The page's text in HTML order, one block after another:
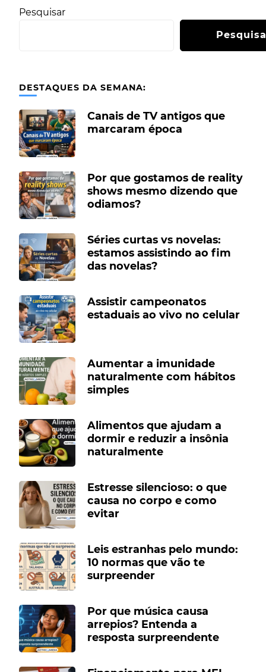
Pesquisar
DESTAQUES DA SEMANA:
Canais de TV antigos que
marcaram época
Por que gostamos de reality
shows mesmo dizendo que
odiamos?
Séries curtas vs novelas:
estamos assistindo ao fim
das novelas?
Assistir campeonatos
estaduais ao vivo no celular
Aumentar a imunidade
naturalmente com hábitos
simples
Alimentos que ajudam a
dormir e reduzir a insônia
naturalmente
Estresse silencioso: o que
causa no corpo e como
evitar
Leis estranhas pelo mundo:
10 normas que vão te
surpreender
Por que música causa
arrepios? Entenda a
resposta surpreendente